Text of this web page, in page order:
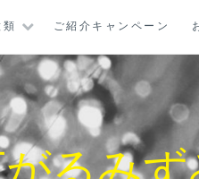
ご紹介キャンペーン
るみ